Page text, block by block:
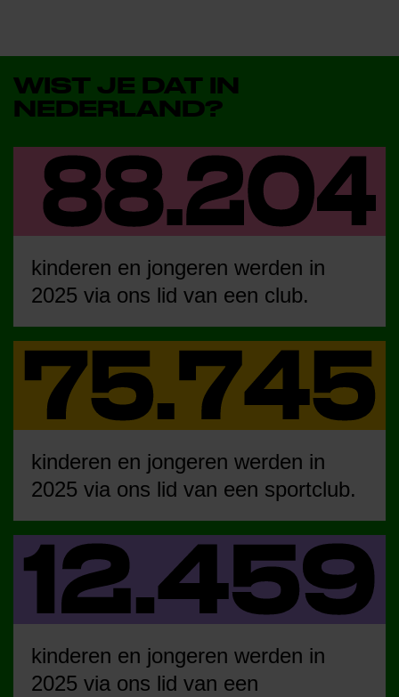
WIST JE DAT IN
NEDERLAND?
kinderen en jongeren werden in
2025 via ons lid van een club.
kinderen en jongeren werden in
2025 via ons lid van een sportclub.
kinderen en jongeren werden in
2025 via ons lid van een